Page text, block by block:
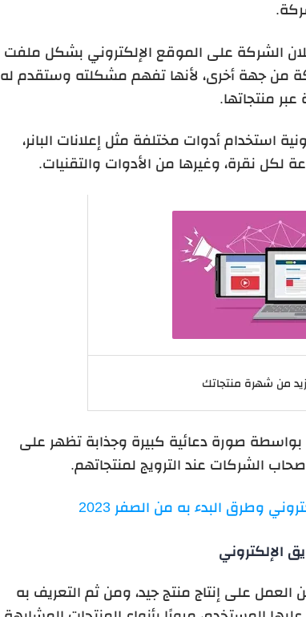
الشركة على الموقع الإلكتروني بشكل ملفت
من جهة أخرى، لأنها تفهم مشكلته وستقدم له
منتجاتها.
استخدام أدوات مختلفة مثل إعلانات البانر،
لكل نقرة، وغيرها من الأدوات والتقنيات.
من شهرة منتجاتك
بواسطة صورة دعائية كبيرة وجذابة تظهر على
الشركات عند الترويج لمنتجاتهم.
وطرق البدء به من الصفر 2023
الإلكتروني
العمل على إنتاج منتج جيد، ومن ثم التعريف به